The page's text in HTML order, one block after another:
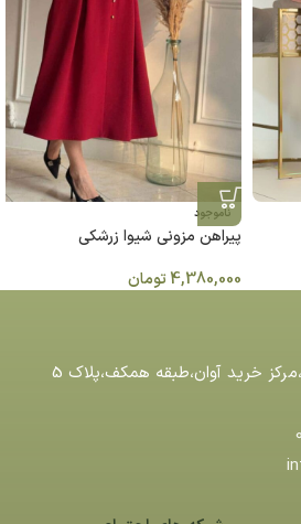
ناموجود
پيراهن مزونی شيوا زرشکی
4,380,000تومان
خريد آوان،طبقه همكف،پلاك 5